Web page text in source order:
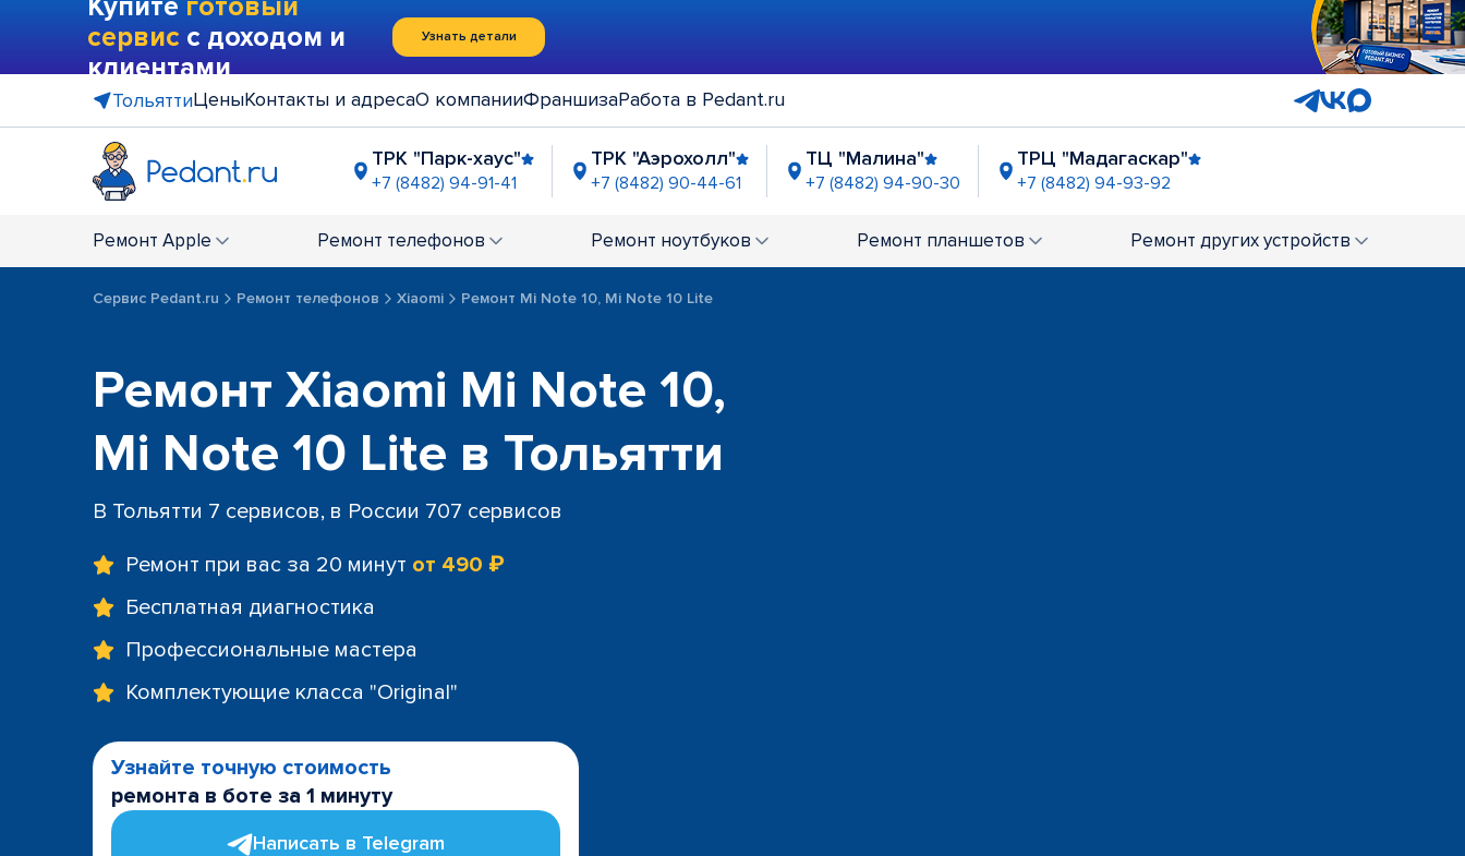
Купите готовый
сервис с доходом и
клиентами
Узнать детали
ТольяттиЦеныКонтакты и адресаО компанииФраншизаРабота в Pedant.ru
ТРК "Парк-хаус"
+7 (8482) 94-91-41
ТРК "Аэрохолл"
+7 (8482) 90-44-61
ТЦ "Малина"
+7 (8482) 94-90-30
ТРЦ "Мадагаскар"
+7 (8482) 94-93-92
+7 (8482) 90-45-42 +7 (848) 238-85-96 +7 (8482) 94-91-07
Ремонт Apple Ремонт телефонов Ремонт ноутбуков Ремонт планшетов Ремонт других устройств
Сервис Pedant.ru Ремонт телефонов Xiaomi Ремонт Mi Note 10, Mi Note 10 Lite
Ремонт Xiaomi Mi Note 10,
Mi Note 10 Lite в Тольятти
В Тольятти 7 сервисов, в России 707 сервисов
Ремонт при вас за 20 минут от 490 ₽
Бесплатная диагностика
Профессиональные мастера
Комплектующие класса "Original"
Узнайте точную стоимость
ремонта в боте за 1 минуту
Написать в Telegram